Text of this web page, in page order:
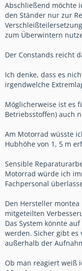
Abschließend möchte
den Ständer nur zur
zum Überwintern
Der Constands reicht
Ich denke, dass es
irgendwelche
Möglicherweise ist es
Betriebsstoffen) auch
Am Motorrad wüsste
Hubhöhe von 1, 5 m
Sensible
Motorrad würde ich
Fachpersonal
Den Hersteller
mitgeteilten
Das System könnte
werden. Sicher gibt
außerhalb der
Ob man reagiert weiß